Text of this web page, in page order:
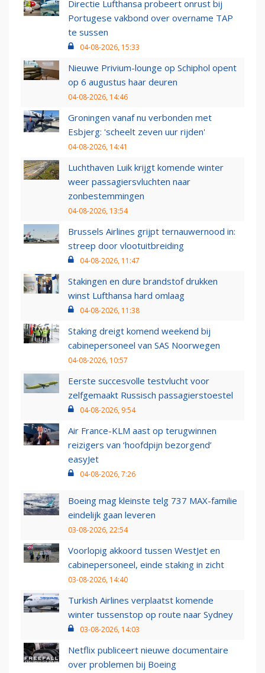
Directie Lufthansa probeert onrust bij
Portugese vakbond over overname TAP
te sussen
04-08-2026, 15:33
Nieuwe Privium-lounge op Schiphol opent
op 6 augustus haar deuren
04-08-2026, 14:46
Groningen vanaf nu verbonden met
Esbjerg: 'scheelt zeven uur rijden'
04-08-2026, 14:41
Luchthaven Luik krijgt komende winter
weer passagiersvluchten naar
zonbestemmingen
04-08-2026, 13:54
Brussels Airlines grijpt ternauwernood in:
streep door vlootuitbreiding
04-08-2026, 11:47
Stakingen en dure brandstof drukken
winst Lufthansa hard omlaag
04-08-2026, 11:38
Staking dreigt komend weekend bij
cabinepersoneel van SAS Noorwegen
04-08-2026, 10:57
Eerste succesvolle testvlucht voor
zelfgemaakt Russisch passagierstoestel
04-08-2026, 9:54
Air France-KLM aast op terugwinnen
reizigers van ‘hoofdpijn bezorgend’
easyJet
04-08-2026, 7:26
Boeing mag kleinste telg 737 MAX-familie
eindelijk gaan leveren
03-08-2026, 22:54
Voorlopig akkoord tussen WestJet en
cabinepersoneel, einde staking in zicht
03-08-2026, 14:40
Turkish Airlines verplaatst komende
winter tussenstop op route naar Sydney
03-08-2026, 14:03
Netflix publiceert nieuwe documentaire
over problemen bij Boeing